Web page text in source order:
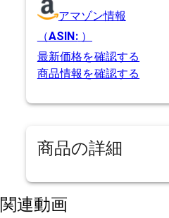
アマゾン情報
（ASIN: ）
最新価格を確認する
商品情報を確認する
商品の詳細
関連動画